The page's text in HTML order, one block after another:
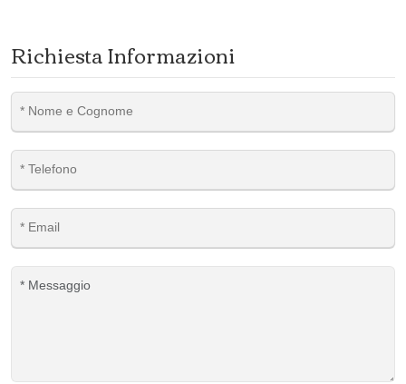
Richiesta Informazioni